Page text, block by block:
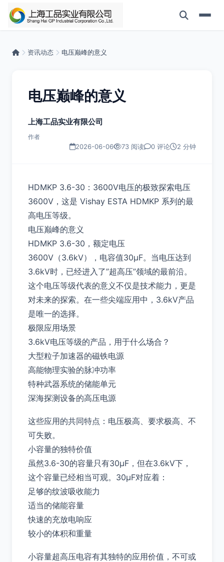
资讯动态 电压巅峰的意义
电压巅峰的意义
上海工品实业有限公司
作者
2026-06-06 73 阅读 0 评论 2 分钟
HDMKP 3.6-30：3600V电压的极致探索电压
3600V，这是 Vishay ESTA HDMKP 系列的最
高电压等级。
电压巅峰的意义
HDMKP 3.6-30，额定电压
3600V（3.6kV），电容值30μF。当电压达到
3.6kV时，已经进入了”超高压”领域的最前沿。
这个电压等级代表的意义不仅是技术能力，更是
对未来的探索。在一些尖端应用中，3.6kV产品
是唯一的选择。
极限应用场景
3.6kV电压等级的产品，用于什么场合？
大型粒子加速器的磁铁电源
高能物理实验的脉冲功率
特种武器系统的储能单元
深海探测设备的高压电源
这些应用的共同特点：电压极高、要求极高、不
可失败。
小容量的独特价值
虽然3.6-30的容量只有30μF，但在3.6kV下，
这个容量已经相当可观。30μF对应着：
足够的纹波吸收能力
适当的储能容量
快速的充放电响应
较小的体积和重量
小容量超高压电容有其独特的应用价值，不可或